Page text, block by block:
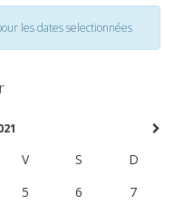
les dates selectionnées
V S
D
5 6
7